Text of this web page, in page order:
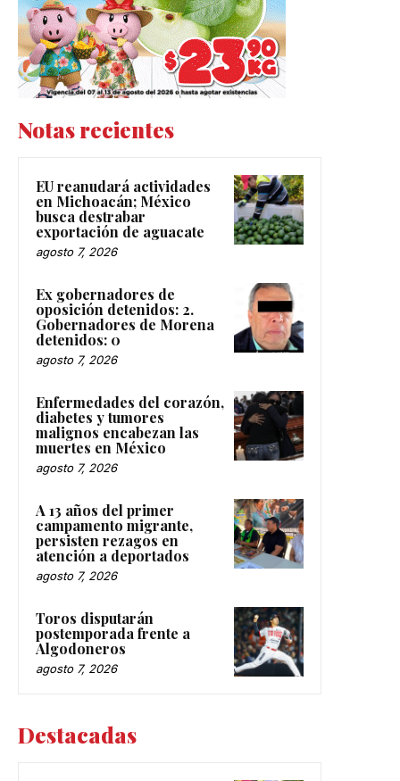
Notas recientes
EU reanudará actividades
en Michoacán; México
busca destrabar
exportación de aguacate
agosto 7, 2026
Ex gobernadores de
oposición detenidos: 2.
Gobernadores de Morena
detenidos: 0
agosto 7, 2026
Enfermedades del corazón,
diabetes y tumores
malignos encabezan las
muertes en México
agosto 7, 2026
A 13 años del primer
campamento migrante,
persisten rezagos en
atención a deportados
agosto 7, 2026
Toros disputarán
postemporada frente a
Algodoneros
agosto 7, 2026
Destacadas